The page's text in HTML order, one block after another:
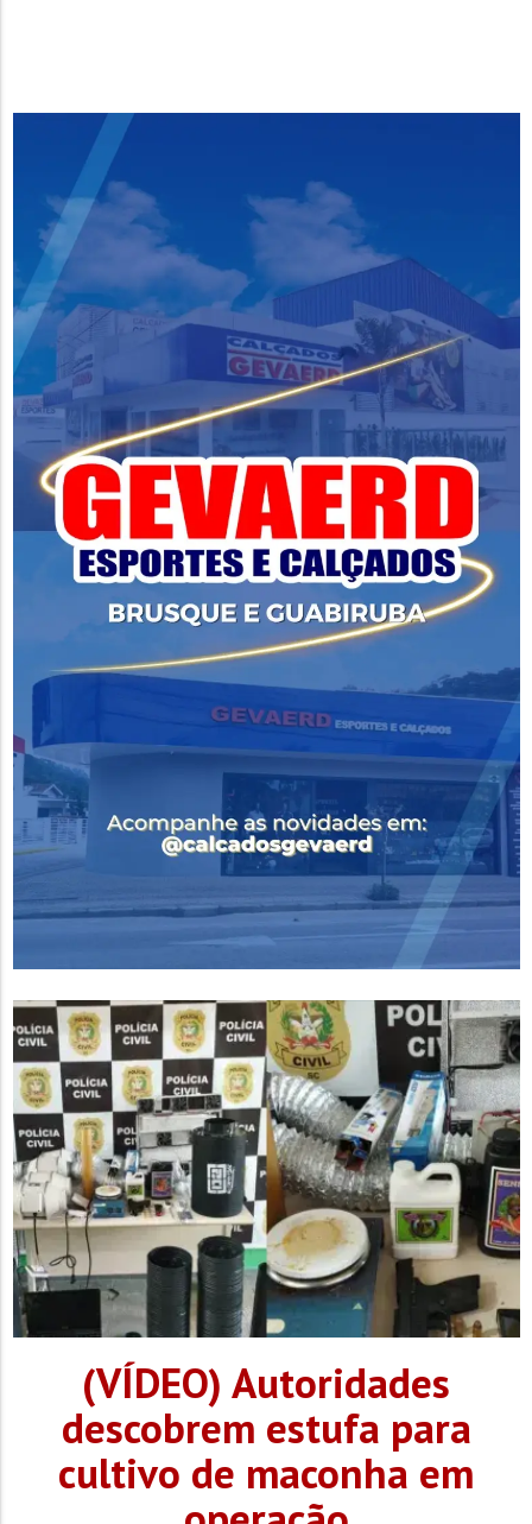
(VÍDEO) Autoridades
descobrem estufa para
cultivo de maconha em